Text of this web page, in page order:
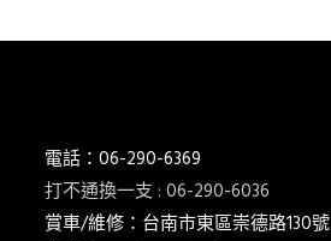
電話：06-290-6369
打不通換一支 : 06-290-6036
賞車/維修：台南市東區崇德路130號